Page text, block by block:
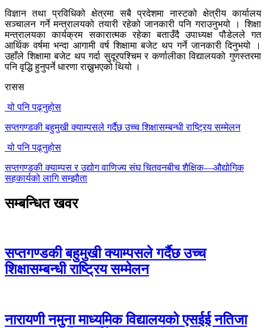
विज्ञान तथा प्रविधिको क्षेत्रमा सबै प्रदेशमा नास्टको क्षेत्रीय कार्यालय
सञ्चालन गर्ने मन्त्रालयको तयारी रहेको जानकारी पनि गराउनुभयो । शिक्षा
मन्त्रालयका कार्यक्रम सकारात्मक रहेका बताउँदै उपाध्यक्ष पौडेलले गत
आर्थिक वर्षमा भन्दा आगामी वर्ष शिक्षामा बजेट थप गर्ने जानकारी दिनुभयो ।
उहाँले शिक्षामा बजेट थप गर्दा सुदूरपश्चिम र कर्णालीका विद्यालयको गुणस्तरमा
पनि वृद्धि हुनुपर्ने धारणा राख्नुभएको थियो ।
रासस
यो पनि पढ्नुहोस
सप्तगण्डकी बहुमुखी क्याम्पसले गर्दैछ उच्च शिक्षासम्बन्धी राष्ट्रिय सम्मेलन
यो पनि पढ्नुहोस
सप्तगण्डकी क्याम्पस र उद्योग वाणिज्य संघ चितवनबीच शैक्षिक—औद्योगिक
सहकार्यको लागि सम्झौता
सम्बन्धित खवर
सप्तगण्डकी बहुमुखी क्याम्पसले गर्दैछ उच्च
शिक्षासम्बन्धी राष्ट्रिय सम्मेलन
नारायणी नमुना माध्यमिक विद्यालयको एसईई नतिजा